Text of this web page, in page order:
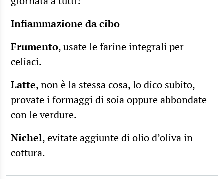
Infiammazione da cibo
Frumento, usate le farine integrali per
celiaci.
Latte, non è la stessa cosa, lo dico subito,
provate i formaggi di soia oppure abbondate
con le verdure.
Nichel, evitate aggiunte di olio d’oliva in
cottura.